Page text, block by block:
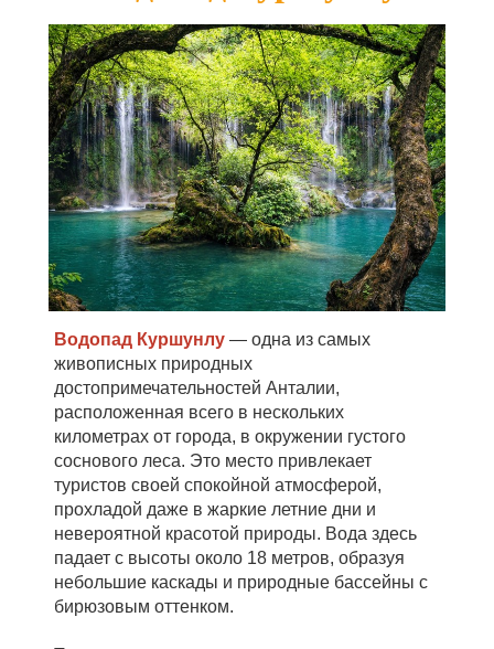
Водопад Куршунлу — одна из самых
живописных природных
достопримечательностей Анталии,
расположенная всего в нескольких
километрах от города, в окружении густого
соснового леса. Это место привлекает
туристов своей спокойной атмосферой,
прохладой даже в жаркие летние дни и
невероятной красотой природы. Вода здесь
падает с высоты около 18 метров, образуя
небольшие каскады и природные бассейны с
бирюзовым оттенком.